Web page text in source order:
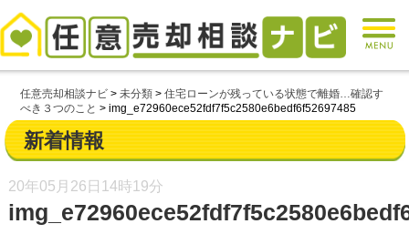
任意売却相談ナビ >未分類 >住宅ローンが残っている状態で離婚…確認す
べき３つのこと >img_e72960ece52fdf7f5c2580e6bedf6f52697485
新着情報
20年05月26日 14時19分